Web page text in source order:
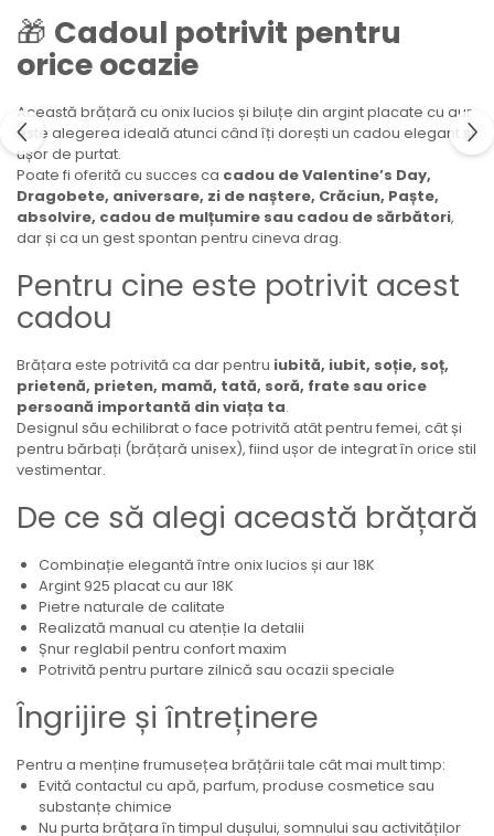
🎁 Cadoul potrivit pentru
orice ocazie
Această brățară cu onix lucios și biluțe din argint placate cu aur
este alegerea ideală atunci când îți dorești un cadou elegant și
ușor de purtat.
Poate fi oferită cu succes ca cadou de Valentine’s Day,
Dragobete, aniversare, zi de naștere, Crăciun, Paște,
absolvire, cadou de mulțumire sau cadou de sărbători,
dar și ca un gest spontan pentru cineva drag.
Pentru cine este potrivit acest
cadou
Brățara este potrivită ca dar pentru iubită, iubit, soție, soț,
prietenă, prieten, mamă, tată, soră, frate sau orice
persoană importantă din viața ta.
Designul său echilibrat o face potrivită atât pentru femei, cât și
pentru bărbați (brățară unisex), fiind ușor de integrat în orice stil
vestimentar.
De ce să alegi această brățară
Combinație elegantă între onix lucios și aur 18K
Argint 925 placat cu aur 18K
Pietre naturale de calitate
Realizată manual cu atenție la detalii
Șnur reglabil pentru confort maxim
Potrivită pentru purtare zilnică sau ocazii speciale
Îngrijire și întreținere
Pentru a menține frumusețea brățării tale cât mai mult timp:
Evită contactul cu apă, parfum, produse cosmetice sau
substanțe chimice
Nu purta brățara în timpul dușului, somnului sau activităților